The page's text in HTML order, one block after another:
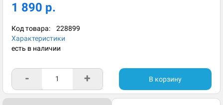
1 890 р.
Код товара: 228899
Характеристики
есть в наличии
- + В корзину